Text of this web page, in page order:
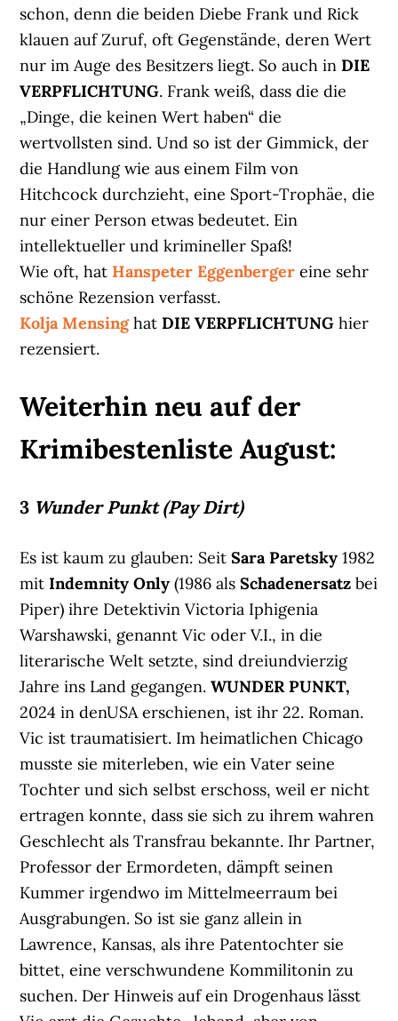
schon, denn die beiden Diebe Frank und Rick
klauen auf Zuruf, oft Gegenstände, deren Wert
nur im Auge des Besitzers liegt. So auch inDIE
VERPFLICHTUNG. Frank weiß, dass die die
„Dinge, die keinen Wert haben“ die
wertvollsten sind. Und so ist der Gimmick, der
die Handlung wie aus einem Film von
Hitchcock durchzieht, eine Sport-Trophäe, die
nur einer Person etwas bedeutet. Ein
intellektueller und krimineller Spaß!
Wie oft, hat Hanspeter Eggenberger eine sehr
schöne Rezension verfasst.
Kolja Mensing hatDIE VERPFLICHTUNGhier
rezensiert.
Weiterhin neu auf der
Krimibestenliste August:
3 Wunder Punkt (Pay Dirt)
Es ist kaum zu glauben: SeitSara Paretsky 1982
mitIndemnity Only (1986 alsSchadenersatz bei
Piper) ihre Detektivin Victoria Iphigenia
Warshawski, genannt Vic oder V.I., in die
literarische Welt setzte, sind dreiundvierzig
Jahre ins Land gegangen.WUNDER PUNKT,
2024 in denUSA erschienen, ist ihr 22. Roman.
Vic ist traumatisiert. Im heimatlichen Chicago
musste sie miterleben, wie ein Vater seine
Tochter und sich selbst erschoss, weil er nicht
ertragen konnte, dass sie sich zu ihrem wahren
Geschlecht als Transfrau bekannte. Ihr Partner,
Professor der Ermordeten, dämpft seinen
Kummer irgendwo im Mittelmeerraum bei
Ausgrabungen. So ist sie ganz allein in
Lawrence, Kansas, als ihre Patentochter sie
bittet, eine verschwundene Kommilitonin zu
suchen. Der Hinweis auf ein Drogenhaus lässt